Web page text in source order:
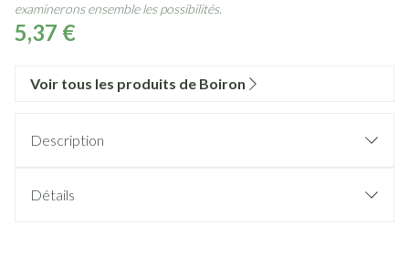
5,37 €
examinerons ensemble les possibilités.
Voir tous les produits de Boiron
Description
Détails